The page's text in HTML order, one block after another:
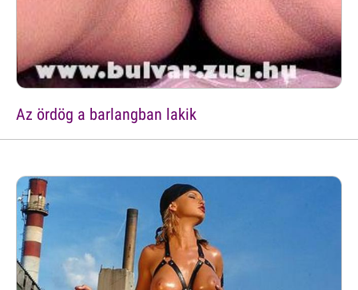
Az ördög a barlangban lakik